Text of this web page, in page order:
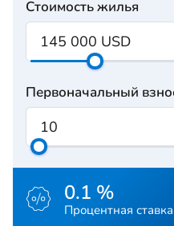
Стоимость жилья
Первоначальный
0.1 %
Процентная ставка